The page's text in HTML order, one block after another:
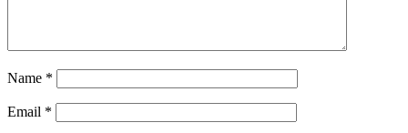
Name *
Email *